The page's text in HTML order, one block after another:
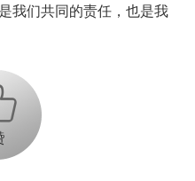
我们共同的责任，也是我
+1